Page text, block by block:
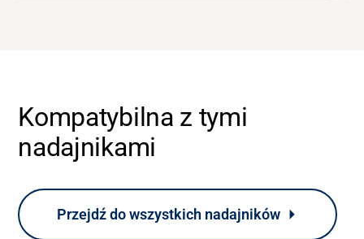
Kompatybilna z tymi
nadajnikami
Przejdź do wszystkich nadajników